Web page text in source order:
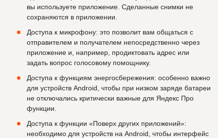
вы используете приложение. Сделанные снимки не
сохраняются в приложении.
Доступа к микрофону: это позволит вам общаться с
отправителем и получателем непосредственно через
приложение и, например, продиктовать адрес или
задать вопрос голосовому помощнику.
Доступа к функциям энергосбережения: особенно важно
для устройств Android, чтобы при низком заряде батареи
не отключались критически важные для Яндекс Про
функции.
Доступа к функции «Поверх других приложений»:
необходимо для устройств на Android, чтобы интерфейс